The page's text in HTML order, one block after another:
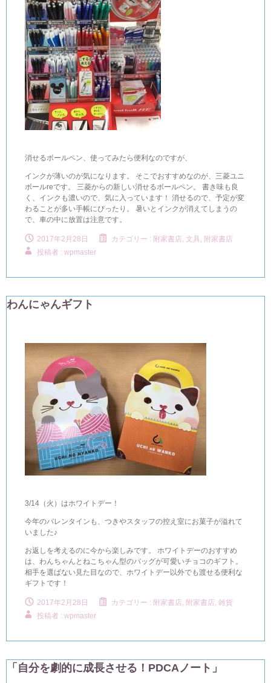
消せるボールペン、使ってみたら便利なのですが、
インクが薄いのが気になります。 そこでおすすめなのが、三菱ユニ
ボールreです。 三菱からの新しい消せるボールペン。 書き味も良
く、インクも濃いので、気に入っています！ 消せるので、予定が変
わることが多い手帳にぴったり。 暑いとインクが消えてしまうの
で、車の中に放置は注意です。
2017年2月28日 カテゴリー : 附家書店, 文具 附家書店
投稿者 : wpmaster
わんにゃんギフト
3/14（火）はホワイトデー！
今年のバレンタインも、つきやスタッフの控え室にお菓子が溢れて
いました♪
お返しを考えるのに今から楽しみです。 ホワイトデーのおすすめ
は、わんちゃんとねこちゃん型のバッグが可愛いチョコのギフト。
相手を選ばない見た目なので、ホワイトデー以外でも渡せる便利な
ギフトです！
2017年2月28日 カテゴリー : 附家書店 附家書店, 雑貨
投稿者 : wpmaster
「自分を劇的に成長させる！PDCAノート」